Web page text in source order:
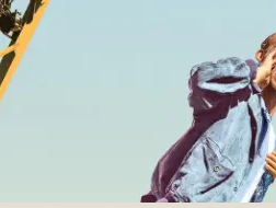
Panneau de gestion des cookies